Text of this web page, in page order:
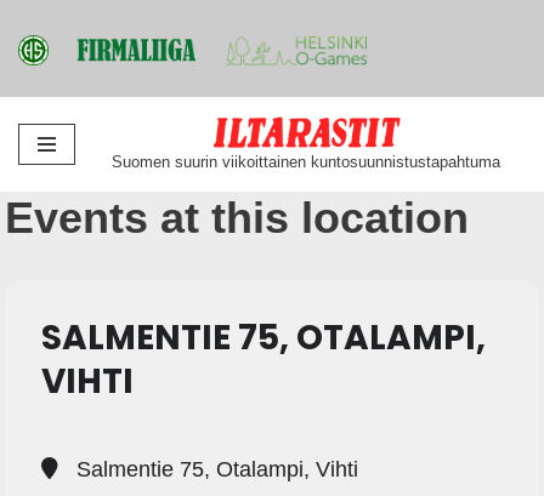
Siirry
sisältöön
Suomen suurin viikoittainen kuntosuunnistustapahtuma
Events at this location
SALMENTIE 75, OTALAMPI,
VIHTI
Salmentie 75, Otalampi, Vihti